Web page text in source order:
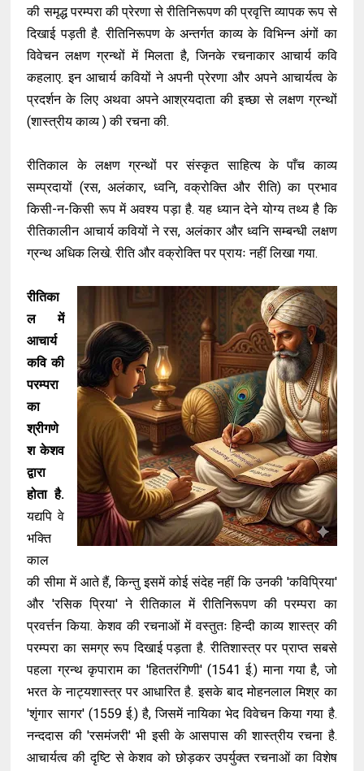
की समृद्ध परम्परा की प्रेरणा से रीतिनिरूपण की प्रवृत्ति व्यापक रूप से
दिखाई पड़ती है. रीतिनिरूपण के अन्तर्गत काव्य के विभिन्न अंगों का
विवेचन लक्षण ग्रन्थों में मिलता है, जिनके रचनाकार आचार्य कवि
कहलाए. इन आचार्य कवियों ने अपनी प्रेरणा और अपने आचार्यत्व के
प्रदर्शन के लिए अथवा अपने आश्रयदाता की इच्छा से लक्षण ग्रन्थों
(शास्त्रीय काव्य ) की रचना की.
रीतिकाल के लक्षण ग्रन्थों पर संस्कृत साहित्य के पाँच काव्य
सम्प्रदायों (रस, अलंकार, ध्वनि, वक्रोक्ति और रीति) का प्रभाव
किसी-न-किसी रूप में अवश्य पड़ा है. यह ध्यान देने योग्य तथ्य है कि
रीतिकालीन आचार्य कवियों ने रस, अलंकार और ध्वनि सम्बन्धी लक्षण
ग्रन्थ अधिक लिखे. रीति और वक्रोक्ति पर प्रायः नहीं लिखा गया.
रीतिका
ल में
आचार्य
कवि की
परम्परा
का
श्रीगणे
श केशव
द्वारा
होता है.
यद्यपि वे
भक्ति
काल
की सीमा में आते हैं, किन्तु इसमें कोई संदेह नहीं कि उनकी 'कविप्रिया'
और 'रसिक प्रिया' ने रीतिकाल में रीतिनिरूपण की परम्परा का
प्रवर्त्तन किया. केशव की रचनाओं में वस्तुतः हिन्दी काव्य शास्त्र की
परम्परा का समग्र रूप दिखाई पड़ता है. रीतिशास्त्र पर प्राप्त सबसे
पहला ग्रन्थ कृपाराम का 'हिततरंगिणी' (1541 ई.) माना गया है, जो
भरत के नाट्यशास्त्र पर आधारित है. इसके बाद मोहनलाल मिश्र का
'शृंगार सागर' (1559 ई.) है, जिसमें नायिका भेद विवेचन किया गया है.
नन्ददास की 'रसमंजरी' भी इसी के आसपास की शास्त्रीय रचना है.
आचार्यत्व की दृष्टि से केशव को छोड़कर उपर्युक्त रचनाओं का विशेष